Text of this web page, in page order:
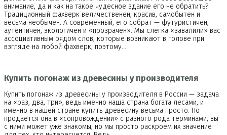
внимание, да и как на такое чудесное здание его не обратить?
Традиционный фахверк величественен, красив, самобытен и
весьма необычен. А современный, его собрат — футуристичен,
аутентичен, экологичен и «прозрачен». Мы слегка «завалили» вас
ассоциативным рядом слов, которые возникают в голове при
взгляде на любой фахверк, поэтому…
Купить погонаж из древесины у производителя
Купить погонаж из древесины у производителя в России — задача
на «раз, два, три», ведь именно наша страна богата лесами, и
именно в нашей стране купить древесину весьма просто. Но
продается она в «сопровождении» с разного рода терминами, вы
с ними может уже знакомы, но мы просто раскроем их значение